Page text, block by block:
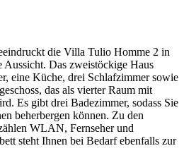
die Villa Tulio Homme 2 in
Aussicht. Das zweistöckige Haus
eine Küche, drei Schlafzimmer sowie
das als vierter Raum mit
Es gibt drei Badezimmer, sodass Sie
beherbergen können. Zu den
WLAN, Fernseher und
steht Ihnen bei Bedarf ebenfalls zur